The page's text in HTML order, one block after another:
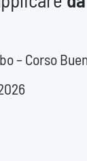
– Corso